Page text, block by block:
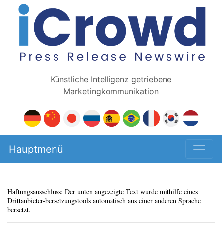
Künstliche Intelligenz getriebene
Marketingkommunikation
Hauptmenü
Haftungsausschluss: Der unten angezeigte Text wurde mithilfe eines
Drittanbieter-bersetzungstools automatisch aus einer anderen Sprache
bersetzt.